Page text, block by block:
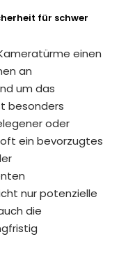
für schwer
einen
an
um das
besonders
oder
ein bevorzugtes
nur potenzielle
die